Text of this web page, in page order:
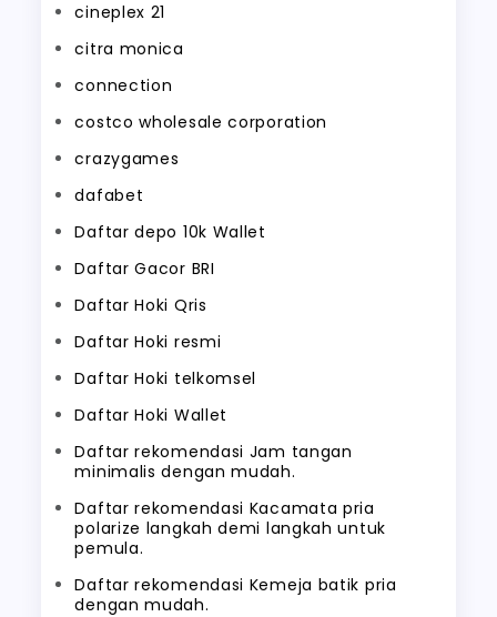
cineplex 21
citra monica
connection
costco wholesale corporation
crazygames
dafabet
Daftar depo 10k Wallet
Daftar Gacor BRI
Daftar Hoki Qris
Daftar Hoki resmi
Daftar Hoki telkomsel
Daftar Hoki Wallet
Daftar rekomendasi Jam tangan
minimalis dengan mudah.
Daftar rekomendasi Kacamata pria
polarize langkah demi langkah untuk
pemula.
Daftar rekomendasi Kemeja batik pria
dengan mudah.